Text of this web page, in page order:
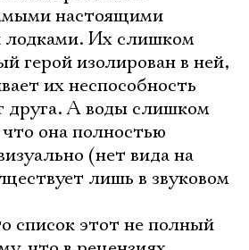
настоящими
лодками. Их слишком
герой изолирован в ней,
их неспособность
друга. А воды слишком
она полностью
(нет вида на
лишь в звуковом
список этот не полный